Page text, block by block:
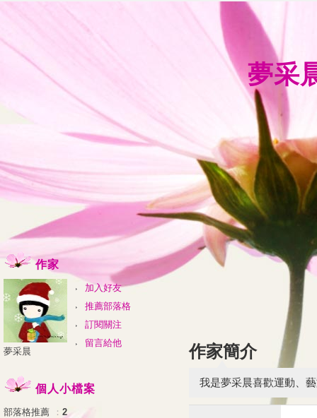
夢采
作家簡介
我是夢采晨喜歡運動、
作家
加入好友
推薦部落格
訂閱關注
留言給他
夢采晨
個人小檔案
部落格推薦 ： 2